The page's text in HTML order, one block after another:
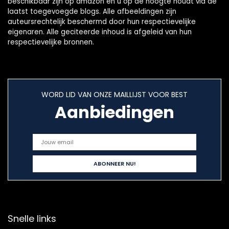
laatst toegevoegde blogs. Alle afbeeldingen zijn
auteursrechtelijk beschermd door hun respectievelijke
eigenaren. Alle geciteerde inhoud is afgeleid van hun
respectievelijke bronnen.
WORD LID VAN ONZE MAILLIJST VOOR BEST
Aanbiedingen
Snelle links